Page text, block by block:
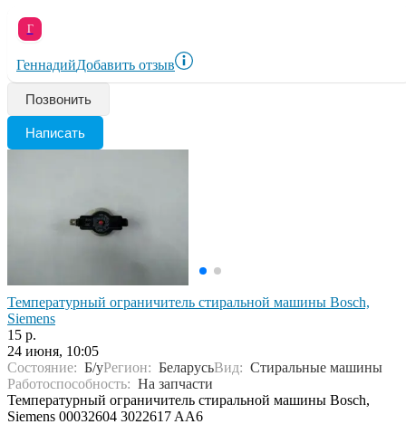
Г
ГеннадийДобавить отзыв
Позвонить
Написать
Температурный ограничитель стиральной машины Bosch,
Siеmens
15 р.
24 июня, 10:05
Состояние: Б/уРегион: БеларусьВид: Стиральные машины
Работоспособность: На запчасти
Температурный ограничитель стиральной машины Bosch,
Siеmens 00032604 3022617 AA6